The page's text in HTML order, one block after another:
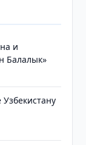
и
Балалык»